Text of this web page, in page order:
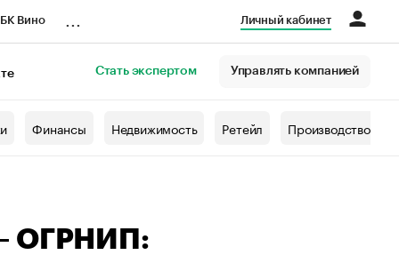
Вино Личный кабинет
Стать экспертом Управлять компанией
Финансы Недвижимость Ретейл Производство
ОГРНИП: